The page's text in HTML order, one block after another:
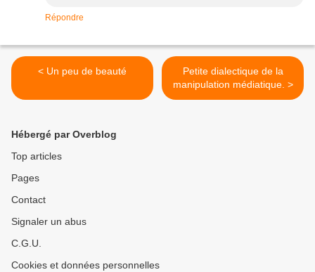
Répondre
< Un peu de beauté
Petite dialectique de la
manipulation médiatique. >
Hébergé par Overblog
Top articles
Pages
Contact
Signaler un abus
C.G.U.
Cookies et données personnelles